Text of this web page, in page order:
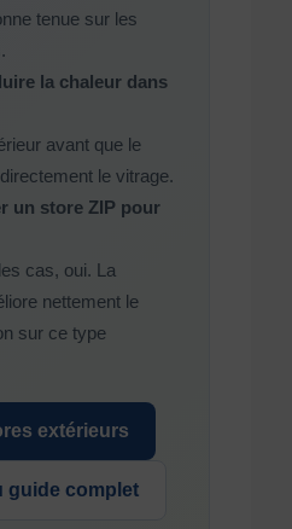
tenue sur les
la chaleur dans
avant que le
le vitrage.
un store ZIP pour
cas, oui. La
nettement le
sur ce type
extérieurs
guide complet